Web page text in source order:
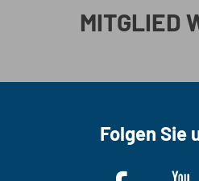
MITGLIED
Folgen Sie